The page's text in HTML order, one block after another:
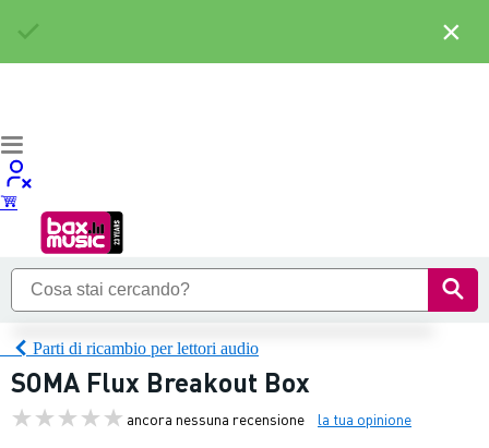
Parti di ricambio per lettori audio
SOMA Flux Breakout Box
ancora nessuna recensione la tua opinione
×